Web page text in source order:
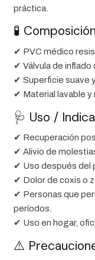
práctica.
🧪 Composición
✔ PVC médico
✔ Válvula de inflado
✔ Superficie suave
✔ Material lavable y
🩺 Uso /
✔ Recuperación
✔ Alivio de
✔ Uso después del
✔ Dolor de coxis o
✔ Personas que
períodos.
✔ Uso en hogar,
⚠️